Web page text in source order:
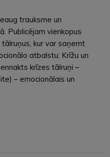
trauksme un
Publicējam vienkopus
kur var saņemt
atbalstu: Krīžu un
krīzes tālruņi –
– emocionālais un